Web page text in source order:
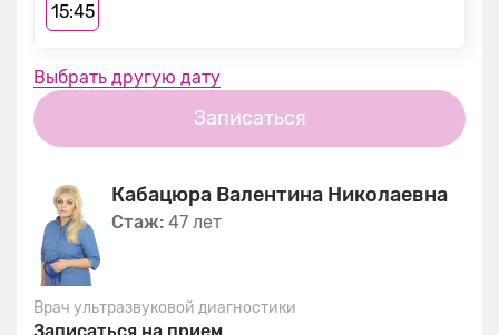
15:45
Выбрать другую дату
Записаться
Кабацюра Валентина Николаевна
Стаж: 47 лет
Врач ультразвуковой диагностики
Записаться на прием